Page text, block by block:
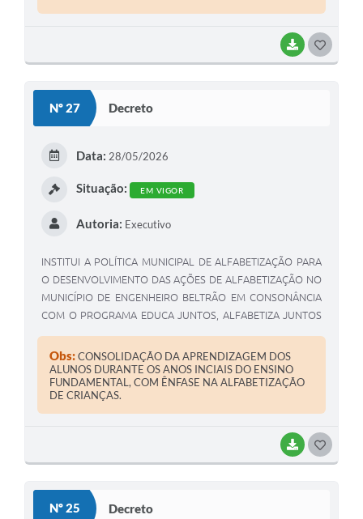
BAIXAR
Nº 27 Decreto
BAIXAR
Data: 28/05/2026
Situação: EM VIGOR
Autoria: Executivo
INSTITUI A POLÍTICA MUNICIPAL DE ALFABETIZAÇÃO PARA
O DESENVOLVIMENTO DAS AÇÕES DE ALFABETIZAÇÃO NO
MUNICÍPIO DE ENGENHEIRO BELTRÃO EM CONSONÂNCIA
COM O PROGRAMA EDUCA JUNTOS, ALFABETIZA JUNTOS
ALFABETIZADA.
Obs:CONSOLIDAÇÃO DA APRENDIZAGEM DOS
ALUNOS DURANTE OS ANOS INCIAIS DO ENSINO
FUNDAMENTAL, COM ÊNFASE NA ALFABETIZAÇÃO
DE CRIANÇAS.
Nº 25 Decreto